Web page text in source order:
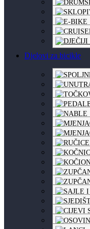
Djelovi za bicikle